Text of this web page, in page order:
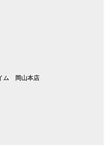
ム 岡山本店